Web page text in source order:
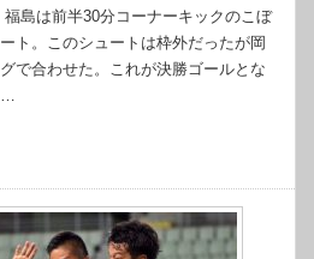
島は前半30分コーナーキックのこぼ
ト。このシュートは枠外だったが岡
で合わせた。これが決勝ゴールとな
…